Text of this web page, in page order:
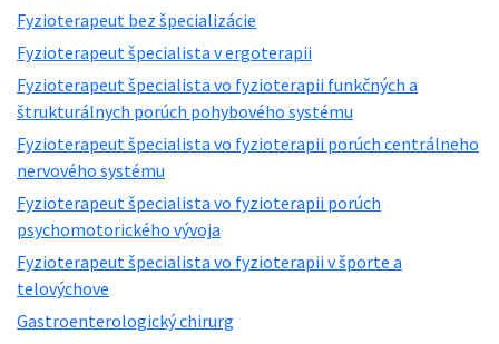
Fyzioterapeut bez špecializácie
Fyzioterapeut špecialista v ergoterapii
Fyzioterapeut špecialista vo fyzioterapii funkčných a
štrukturálnych porúch pohybového systému
Fyzioterapeut špecialista vo fyzioterapii porúch centrálneho
nervového systému
Fyzioterapeut špecialista vo fyzioterapii porúch
psychomotorického vývoja
Fyzioterapeut špecialista vo fyzioterapii v športe a
telovýchove
Gastroenterologický chirurg